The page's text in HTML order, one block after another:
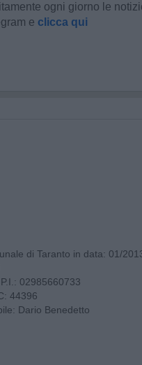
ogni giorno le
e clicca qui
di Taranto in data: 01/
02985660733
44396
Dario Benedetto